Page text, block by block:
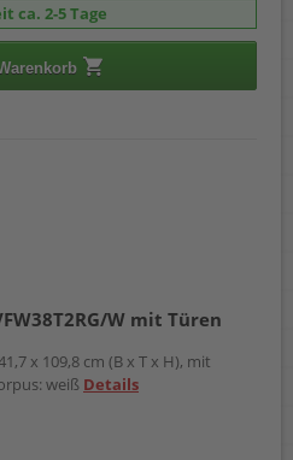
ca. 2-5 Tage
W mit Türen
x 109,8 cm (B x T x H), mit
weiß Details